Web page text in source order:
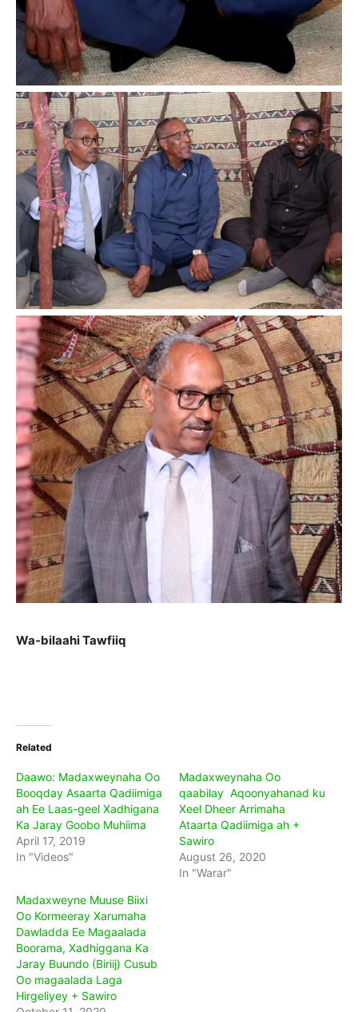
Wa-bilaahi Tawfiiq
Related
Daawo: Madaxweynaha Oo
Booqday Asaarta Qadiimiga
ah Ee Laas-geel Xadhigana
Ka Jaray Goobo Muhiima
April 17, 2019
In "Videos"
Madaxweynaha Oo
qaabilay Aqoonyahanad ku
Xeel Dheer Arrimaha
Ataarta Qadiimiga ah +
Sawiro
August 26, 2020
In "Warar"
Madaxweyne Muuse Biixi
Oo Kormeeray Xarumaha
Dawladda Ee Magaalada
Boorama, Xadhiggana Ka
Jaray Buundo (Biriij) Cusub
Oo magaalada Laga
Hirgeliyey + Sawiro